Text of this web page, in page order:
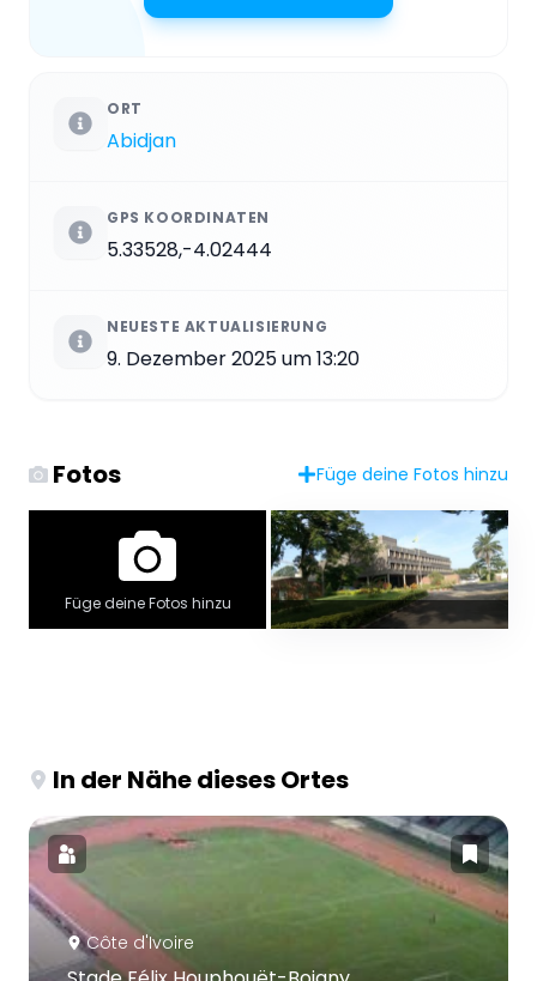
ORT
Abidjan
GPS KOORDINATEN
5.33528,-4.02444
NEUESTE AKTUALISIERUNG
9. Dezember 2025 um 13:20
Fotos Füge deine Fotos hinzu
Füge deine Fotos hinzu
In der Nähe dieses Ortes
Côte d'Ivoire